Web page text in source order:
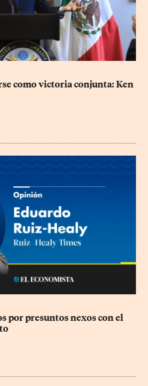
como victoria conjunta: Ken
por presuntos nexos con el